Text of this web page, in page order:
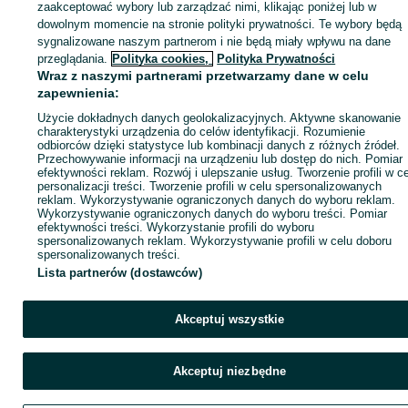
KATEGORIA
ID:1062142567 Wyświetlenia:
zaakceptować wybory lub zarządzać nimi, klikając poniżej lub w
dowolnym momencie na stronie polityki prywatności. Te wybory będą
sygnalizowane naszym partnerom i nie będą miały wpływu na dane
przeglądania. Polityka cookies, Polityka Prywatności
Wraz z naszymi partnerami przetwarzamy dane w celu
zapewnienia:
Użycie dokładnych danych geolokalizacyjnych. Aktywne skanowanie
charakterystyki urządzenia do celów identyfikacji. Rozumienie
odbiorców dzięki statystyce lub kombinacji danych z różnych źródeł.
Przechowywanie informacji na urządzeniu lub dostęp do nich. Pomiar
efektywności reklam. Rozwój i ulepszanie usług. Tworzenie profili w
personalizacji treści. Tworzenie profili w celu spersonalizowanych
reklam. Wykorzystywanie ograniczonych danych do wyboru reklam.
Wykorzystywanie ograniczonych danych do wyboru treści. Pomiar
efektywności treści. Wykorzystanie profili do wyboru
spersonalizowanych reklam. Wykorzystywanie profili w celu doboru
spersonalizowanych treści.
Lista partnerów (dostawców)
Akceptuj wszystkie
Akceptuj niezbędne